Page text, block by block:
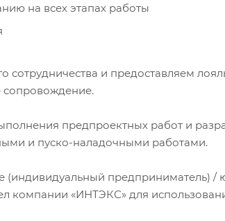
на всех этапах работы
и предоставляем
сопровождение.
предпроектных работ и
и пуско-наладочными работами.
предприниматель) /
компании «ИНТЭКС» для